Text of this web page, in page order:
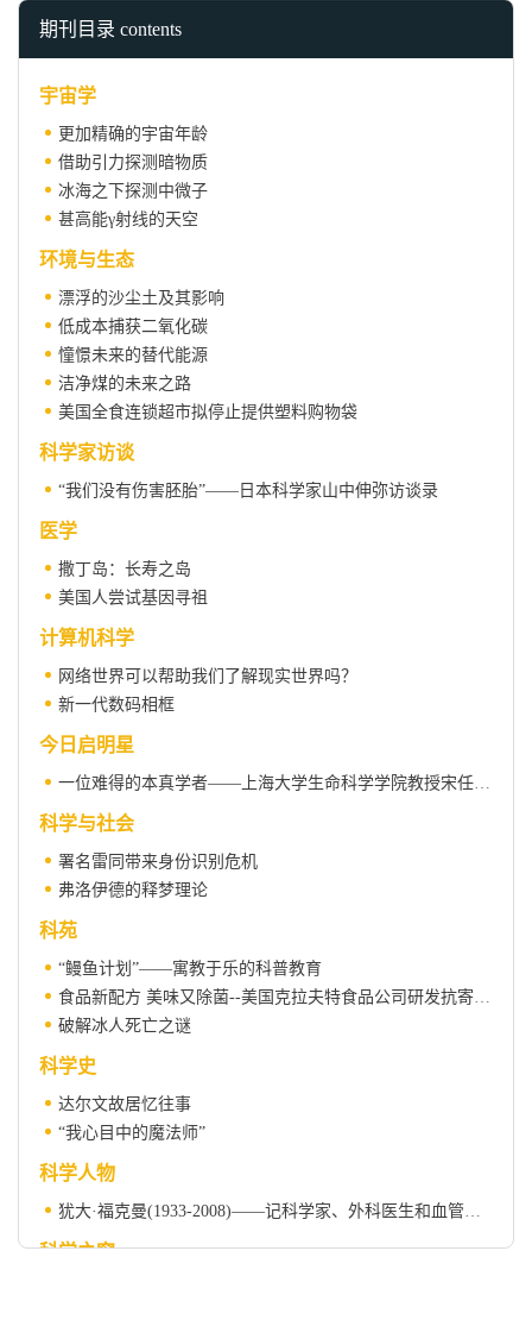
期刊目录 contents
宇宙学
更加精确的宇宙年龄
借助引力探测暗物质
冰海之下探测中微子
甚高能γ射线的天空
环境与生态
漂浮的沙尘土及其影响
低成本捕获二氧化碳
憧憬未来的替代能源
洁净煤的未来之路
美国全食连锁超市拟停止提供塑料购物袋
科学家访谈
“我们没有伤害胚胎”——日本科学家山中伸弥访谈录
医学
撒丁岛：长寿之岛
美国人尝试基因寻祖
计算机科学
网络世界可以帮助我们了解现实世界吗？
新一代数码相框
今日启明星
科学与社会
署名雷同带来身份识别危机
弗洛伊德的释梦理论
科苑
“鳗鱼计划”——寓教于乐的科普教育
破解冰人死亡之谜
科学史
达尔文故居忆往事
“我心目中的魔法师”
科学人物
科学之窗